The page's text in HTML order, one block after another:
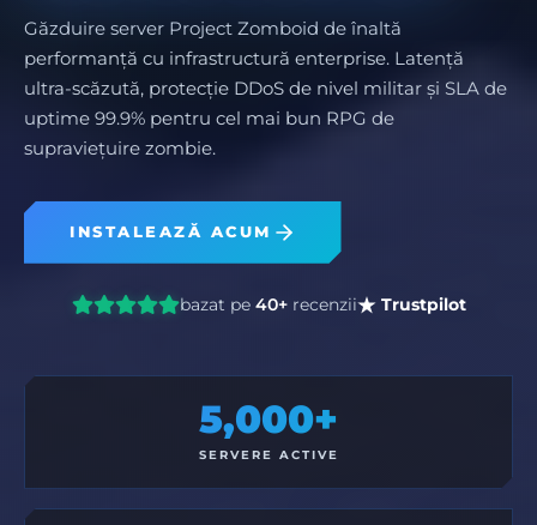
Găzduire server Project Zomboid de înaltă
performanță cu infrastructură enterprise. Latență
ultra-scăzută, protecție DDoS de nivel militar și SLA de
uptime 99.9% pentru cel mai bun RPG de
supraviețuire zombie.
INSTALEAZĂ ACUM
bazat pe 40+recenzii Trustpilot
5,000+
SERVERE ACTIVE